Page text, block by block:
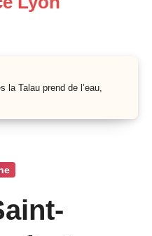
la Talau prend de l’eau,